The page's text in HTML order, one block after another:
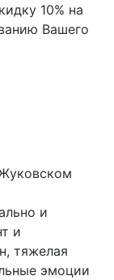
10% на
Вашего
и
и
тяжелая
эмоции